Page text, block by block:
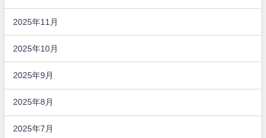
2025年11月
2025年10月
2025年9月
2025年8月
2025年7月